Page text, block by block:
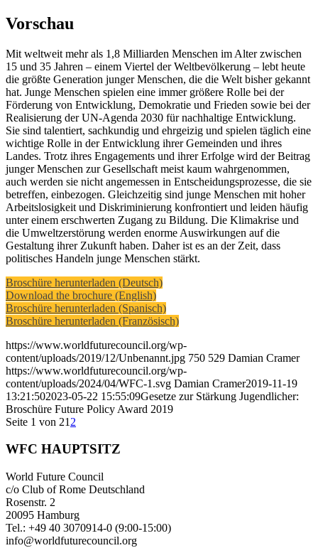
Vorschau
Mit weltweit mehr als 1,8 Milliarden Menschen im Alter zwischen
15 und 35 Jahren – einem Viertel der Weltbevölkerung – lebt heute
die größte Generation junger Menschen, die die Welt bisher gekannt
hat. Junge Menschen spielen eine immer größere Rolle bei der
Förderung von Entwicklung, Demokratie und Frieden sowie bei der
Realisierung der UN-Agenda 2030 für nachhaltige Entwicklung.
Sie sind talentiert, sachkundig und ehrgeizig und spielen täglich eine
wichtige Rolle in der Entwicklung ihrer Gemeinden und ihres
Landes. Trotz ihres Engagements und ihrer Erfolge wird der Beitrag
junger Menschen zur Gesellschaft meist kaum wahrgenommen,
auch werden sie nicht angemessen in Entscheidungsprozesse, die sie
betreffen, einbezogen. Gleichzeitig sind junge Menschen mit hoher
Arbeitslosigkeit und Diskriminierung konfrontiert und leiden häufig
unter einem erschwerten Zugang zu Bildung. Die Klimakrise und
die Umweltzerstörung werden enorme Auswirkungen auf die
Gestaltung ihrer Zukunft haben. Daher ist es an der Zeit, dass
politisches Handeln junge Menschen stärkt.
Broschüre herunterladen (Deutsch)
Download the brochure (English)
Broschüre herunterladen (Spanisch)
Broschüre herunterladen (Französisch)
https://www.worldfuturecouncil.org/wp-
content/uploads/2019/12/Unbenannt.jpg 750 529 Damian Cramer
https://www.worldfuturecouncil.org/wp-
content/uploads/2024/04/WFC-1.svg Damian Cramer2019-11-19
13:21:502023-05-22 15:55:09Gesetze zur Stärkung Jugendlicher:
Broschüre Future Policy Award 2019
Seite 1 von 21 2
WFC HAUPTSITZ
World Future Council
c/o Club of Rome Deutschland
Rosenstr. 2
20095 Hamburg
Tel.: +49 40 3070914-0 (9:00-15:00)
info@worldfuturecouncil.org